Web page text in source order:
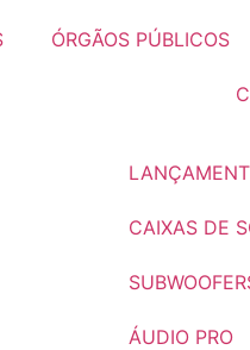
ÓRGÃOS PÚBLICOS
CAIXAS DE
ÁUDIO PRO